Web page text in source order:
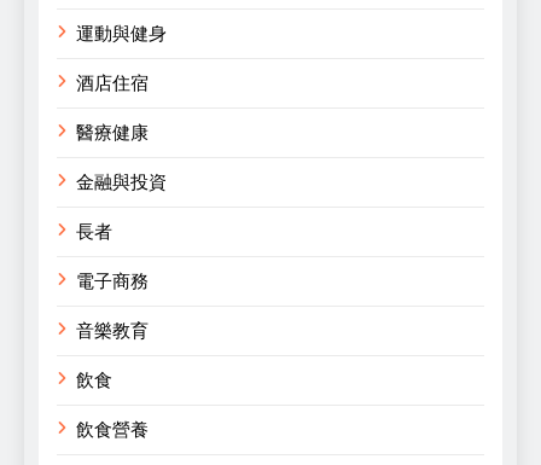
運動與健身
酒店住宿
醫療健康
金融與投資
長者
電子商務
音樂教育
飲食
飲食營養